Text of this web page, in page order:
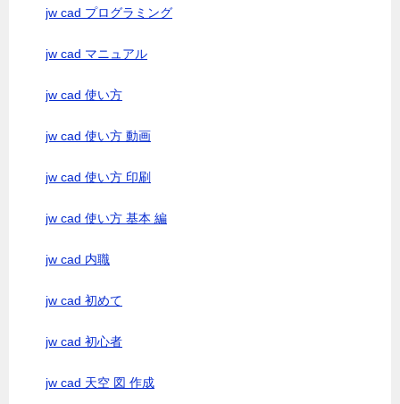
jw cad プログラミング
jw cad マニュアル
jw cad 使い方
jw cad 使い方 動画
jw cad 使い方 印刷
jw cad 使い方 基本 編
jw cad 内職
jw cad 初めて
jw cad 初心者
jw cad 天空 図 作成